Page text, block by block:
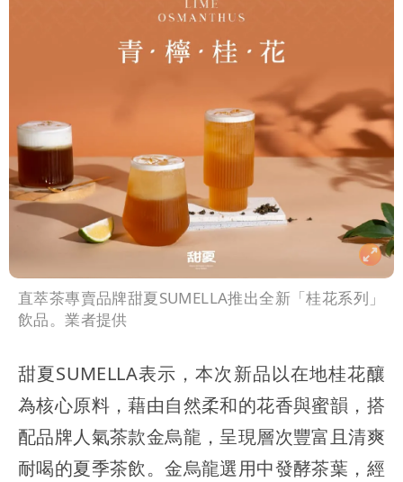
直萃茶專賣品牌甜夏SUMELLA推出全新「桂花系列」
飲品。業者提供
甜夏SUMELLA表示，本次新品以在地桂花釀
為核心原料，藉由自然柔和的花香與蜜韻，搭
配品牌人氣茶款金烏龍，呈現層次豐富且清爽
耐喝的夏季茶飲。金烏龍選用中發酵茶葉，經